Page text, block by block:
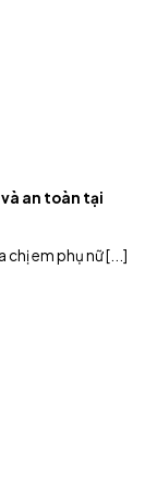
an toàn tại
chị em phụ nữ [...]